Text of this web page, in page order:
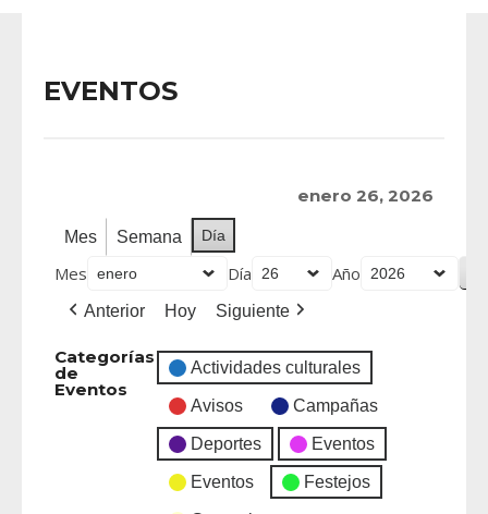
EVENTOS
enero 26, 2026
Mes Semana Día
Mes Día Año
Anterior Hoy Siguiente
Categorías
de
Eventos
Actividades culturales
Avisos Campañas
Deportes Eventos
Eventos Festejos